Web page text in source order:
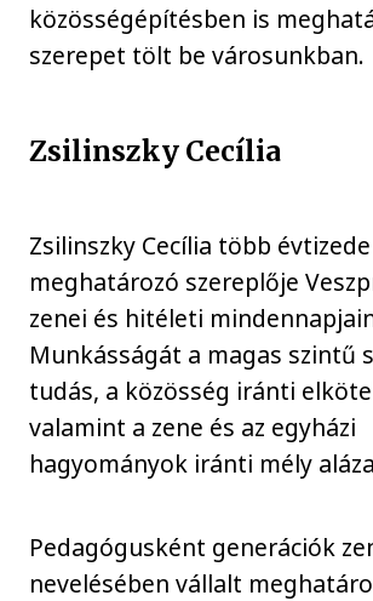
közösségépítésben is
szerepet tölt be városunkban.
Zsilinszky Cecília
Zsilinszky Cecília több évtizede
meghatározó szereplője
zenei és hitéleti
Munkásságát a magas szintű
tudás, a közösség iránti
valamint a zene és az egyházi
hagyományok iránti mély
Pedagógusként generációk
nevelésében vállalt